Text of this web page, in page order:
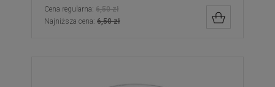
Cena regularna: 6,50 zł
Najniższa cena: 6,50 zł